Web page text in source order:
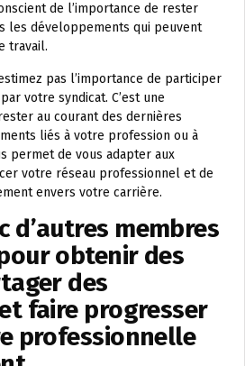
de l’importance de rester
les développements qui peuvent
travail.
pas l’importance de participer
votre syndicat. C’est une
au courant des dernières
liés à votre profession ou à
permet de vous adapter aux
votre réseau professionnel et de
envers votre carrière.
d’autres membres
obtenir des
des
faire progresser
professionnelle